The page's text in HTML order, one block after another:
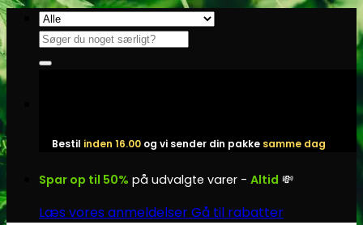
Fortsæt
indhold
Søg
efter:
Bestil inden 16.00 og vi sender din pakke samme dag
Spar op til 50% på udvalgte varer - Altid 💸
Læs vores anmeldelserGå til rabatter